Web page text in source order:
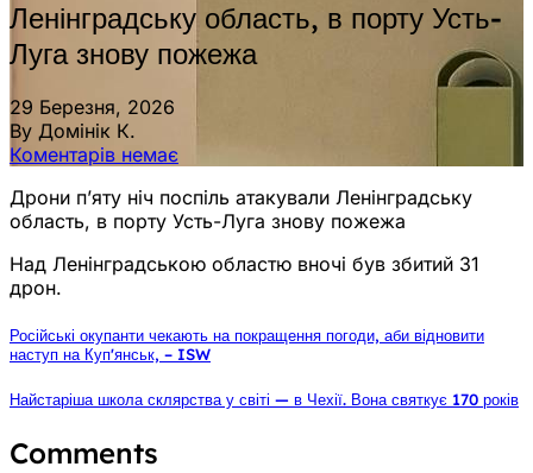
Ленінградську область, в порту Усть-
Луга знову пожежа
29 Березня, 2026
By Домінік К.
Коментарів немає
Дрони п’яту ніч поспіль атакували Ленінградську
область, в порту Усть-Луга знову пожежа
Над Ленінградською областю вночі був збитий 31
дрон.
Російські окупанти чекають на покращення погоди, аби відновити
наступ на Купʼянськ, – ISW
Найстаріша школа склярства у світі — в Чехії. Вона святкує 170 років
Comments